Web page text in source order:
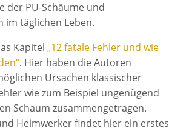
der PU-Schäume und
im täglichen Leben.
Kapitel „12 fatale Fehler und wie
. Hier haben die Autoren
Ursachen klassischer
wie zum Beispiel ungenügend
Schaum zusammengetragen.
Heimwerker findet hier ein erstes